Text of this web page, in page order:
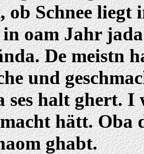
ob Schnee liegt
oam Jahr
De meistn
und
ses halt ghert. I
hätt. Oba
ghabt.